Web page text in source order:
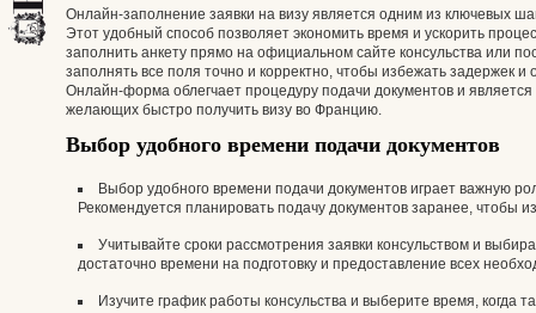
Онлайн-заполнение заявки на визу является одним из ключевых
Этот удобный способ позволяет экономить время и ускорить
заполнить анкету прямо на официальном сайте консульства или
заполнять все поля точно и корректно, чтобы избежать задержек
Онлайн-форма облегчает процедуру подачи документов и
желающих быстро получить визу во Францию.
Выбор удобного времени подачи документов
Выбор удобного времени подачи документов играет важную
Рекомендуется планировать подачу документов заранее, чтобы
Учитывайте сроки рассмотрения заявки консульством и
достаточно времени на подготовку и предоставление всех
Изучите график работы консульства и выберите время, когда